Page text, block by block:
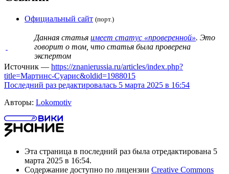
Официальный сайт (порт.)
Данная статья имеет статус «проверенной». Это
говорит о том, что статья была проверена
экспертом
Источник — https://znanierussia.ru/articles/index.php?
title=Мартинс-Суарис&oldid=1988015
Последний раз редактировалась 5 марта 2025 в 16:54
Авторы: Lokomotiv
Эта страница в последний раз была отредактирована 5
марта 2025 в 16:54.
Содержание доступно по лицензии Creative Commons